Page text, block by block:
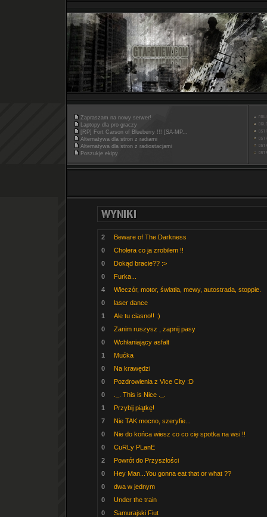
Zapraszam na nowy serwer!
Laptopy dla pro graczy
[RP] Fort Carson of Blueberry !!! [SA-MP...
Alternatywa dla stron z radiami
Alternatywa dla stron z radiostacjami
Poszukje ekipy
2
Beware of The Darkness
0
Cholera co ja zrobilem !!
0
Dokąd bracie?? :>
0
Furka...
4
Wieczór, motor, światła, mewy, autostrada, stoppie.
0
laser dance
1
Ale tu ciasno!! :)
0
Zanim ruszysz , zapnij pasy
0
Wchłaniający asfalt
1
Mućka
0
Na krawędzi
0
Pozdrowienia z Vice City :D
0
._. This is Nice ._.
1
Przybij piątkę!
7
Nie TAK mocno, szeryfie...
0
Nie do końca wiesz co co cię spotka na wsi !!
0
CuRLy PLanE
2
Powrót do Przyszłości
0
Hey Man...You gonna eat that or what ??
0
dwa w jednym
0
Under the train
0
Samurajski Fiut